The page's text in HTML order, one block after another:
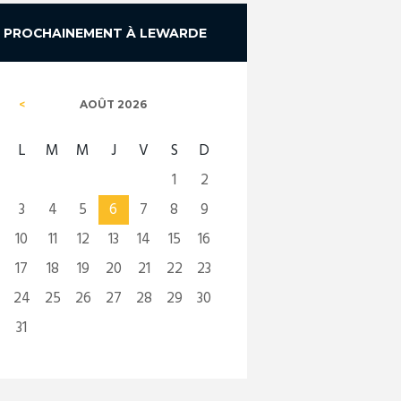
PROCHAINEMENT À LEWARDE
AOÛT 2026
L M M J V S
D
1
2
3
4 5 6 7 8
9
10
11 12 13 14 15
16
17
18 19 20 21 22
23
24
25 26 27 28 29
30
31